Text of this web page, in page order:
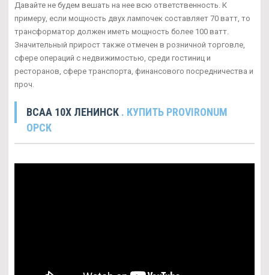
Давайте не будем вешать на нее всю ответственность. К
примеру, если мощность двух лампочек составляет 70 ватт, то
трансформатор должен иметь мощность более 100 ватт.
Значительный прирост также отмечен в розничной торговле,
сфере операций с недвижимостью, среди гостиниц и
ресторанов, сфере транспорта, финансового посредничества и
проч.
BCAA 10X ЛЕНИНСК . КУПИТЬ PROVIRONUM
ОРСК